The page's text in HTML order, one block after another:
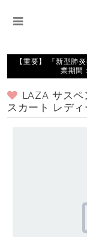
【重要】 『新型肺
業期間
LAZA サス
スカート レデ